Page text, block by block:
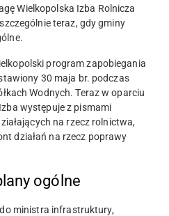
Wielkopolska Izba Rolnicza
teraz, gdy gminy
program zapobiegania
30 maja br. podczas
Wodnych. Teraz w oparciu
występuje z pismami
na rzecz rolnictwa,
działań na rzecz poprawy
ogólne
ministra infrastruktury,